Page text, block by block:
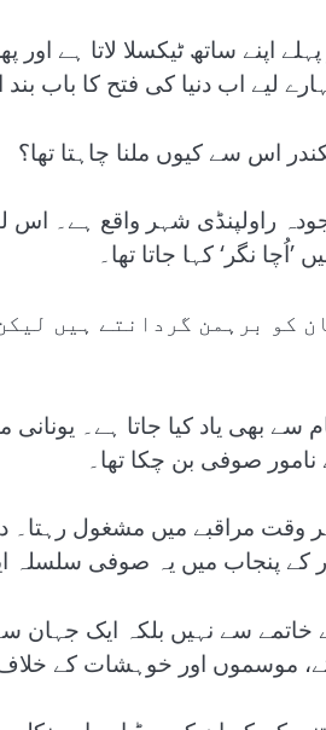
اپنے ساتھ ٹیکسلا لاتا ہے
لیے اب دنیا کی فتح کا باب
اس سے کیوں ملنا چاہتا تھا؟
نگر‘ کہا جاتا تھا۔
کو برہمن گردانتے ہیں
صوفی بن چکا تھا۔
وقت مراقبے میں مشغول
کے پنجاب میں یہ صوفی سلسلہ
سے نہیں بلکہ ایک جہان
موسموں اور خوہشات کے